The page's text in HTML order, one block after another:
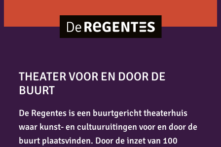
THEATER VOOR EN DOOR DE
BUURT
De Regentes is een buurtgericht theaterhuis
waar kunst- en cultuuruitingen voor en door de
buurt plaatsvinden. Door de inzet van 100